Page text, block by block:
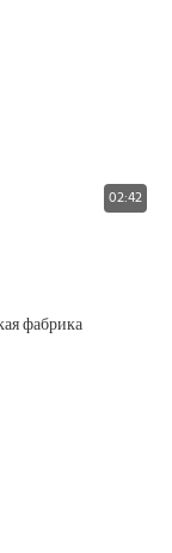
02:42
фабрика